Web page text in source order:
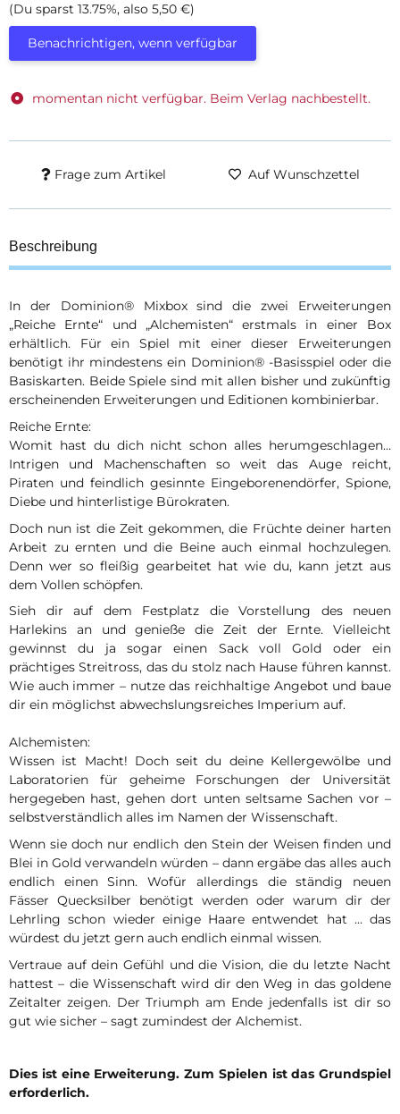
(Du sparst 13.75%, also 5,50 €)
Benachrichtigen, wenn verfügbar
momentan nicht verfügbar. Beim Verlag nachbestellt.
Frage zum Artikel Auf Wunschzettel
Beschreibung
In der Dominion® Mixbox sind die zwei Erweiterungen
„Reiche Ernte“ und „Alchemisten“ erstmals in einer Box
erhältlich. Für ein Spiel mit einer dieser Erweiterungen
benötigt ihr mindestens ein Dominion® -Basisspiel oder die
Basiskarten. Beide Spiele sind mit allen bisher und zukünftig
erscheinenden Erweiterungen und Editionen kombinierbar.
Reiche Ernte:
Womit hast du dich nicht schon alles herumgeschlagen…
Intrigen und Machenschaften so weit das Auge reicht,
Piraten und feindlich gesinnte Eingeborenendörfer, Spione,
Diebe und hinterlistige Bürokraten.
Doch nun ist die Zeit gekommen, die Früchte deiner harten
Arbeit zu ernten und die Beine auch einmal hochzulegen.
Denn wer so fleißig gearbeitet hat wie du, kann jetzt aus
dem Vollen schöpfen.
Sieh dir auf dem Festplatz die Vorstellung des neuen
Harlekins an und genieße die Zeit der Ernte. Vielleicht
gewinnst du ja sogar einen Sack voll Gold oder ein
prächtiges Streitross, das du stolz nach Hause führen kannst.
Wie auch immer – nutze das reichhaltige Angebot und baue
dir ein möglichst abwechslungsreiches Imperium auf.
Alchemisten:
Wissen ist Macht! Doch seit du deine Kellergewölbe und
Laboratorien für geheime Forschungen der Universität
hergegeben hast, gehen dort unten seltsame Sachen vor –
selbstverständlich alles im Namen der Wissenschaft.
Wenn sie doch nur endlich den Stein der Weisen finden und
Blei in Gold verwandeln würden – dann ergäbe das alles auch
endlich einen Sinn. Wofür allerdings die ständig neuen
Fässer Quecksilber benötigt werden oder warum dir der
Lehrling schon wieder einige Haare entwendet hat … das
würdest du jetzt gern auch endlich einmal wissen.
Vertraue auf dein Gefühl und die Vision, die du letzte Nacht
hattest – die Wissenschaft wird dir den Weg in das goldene
Zeitalter zeigen. Der Triumph am Ende jedenfalls ist dir so
gut wie sicher – sagt zumindest der Alchemist.
Dies ist eine Erweiterung. Zum Spielen ist das Grundspiel
erforderlich.